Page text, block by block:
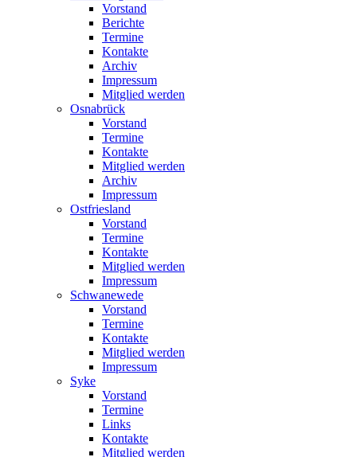
Vorstand
Berichte
Termine
Kontakte
Archiv
Impressum
Mitglied werden
Osnabrück
Vorstand
Termine
Kontakte
Mitglied werden
Archiv
Impressum
Ostfriesland
Vorstand
Termine
Kontakte
Mitglied werden
Impressum
Schwanewede
Vorstand
Termine
Kontakte
Mitglied werden
Impressum
Syke
Vorstand
Termine
Links
Kontakte
Mitglied werden